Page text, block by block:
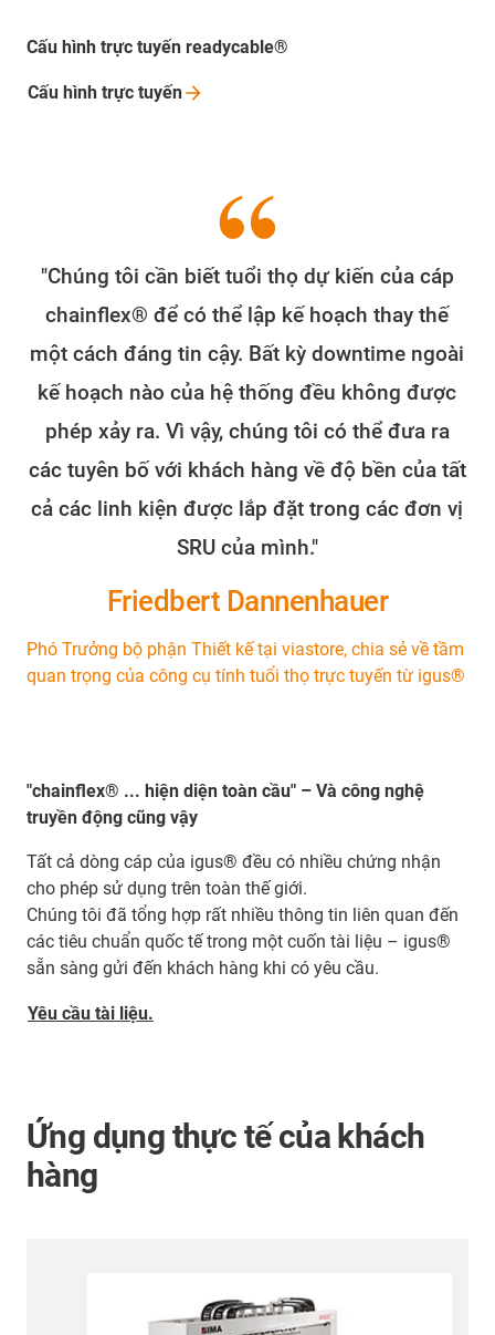
Cấu hình trực tuyến readycable®
Cấu hình trực tuyến
"Chúng tôi cần biết tuổi thọ dự kiến của cáp
chainflex® để có thể lập kế hoạch thay thế
một cách đáng tin cậy. Bất kỳ downtime ngoài
kế hoạch nào của hệ thống đều không được
phép xảy ra. Vì vậy, chúng tôi có thể đưa ra
các tuyên bố với khách hàng về độ bền của tất
cả các linh kiện được lắp đặt trong các đơn vị
SRU của mình."
Friedbert Dannenhauer
Phó Trưởng bộ phận Thiết kế tại viastore, chia sẻ về tầm
quan trọng của công cụ tính tuổi thọ trực tuyến từ igus®
"chainflex® ... hiện diện toàn cầu" – Và công nghệ
truyền động cũng vậy
Tất cả dòng cáp của igus® đều có nhiều chứng nhận
cho phép sử dụng trên toàn thế giới.
Chúng tôi đã tổng hợp rất nhiều thông tin liên quan đến
các tiêu chuẩn quốc tế trong một cuốn tài liệu – igus®
sẵn sàng gửi đến khách hàng khi có yêu cầu.
Yêu cầu tài liệu.
Ứng dụng thực tế của khách
hàng